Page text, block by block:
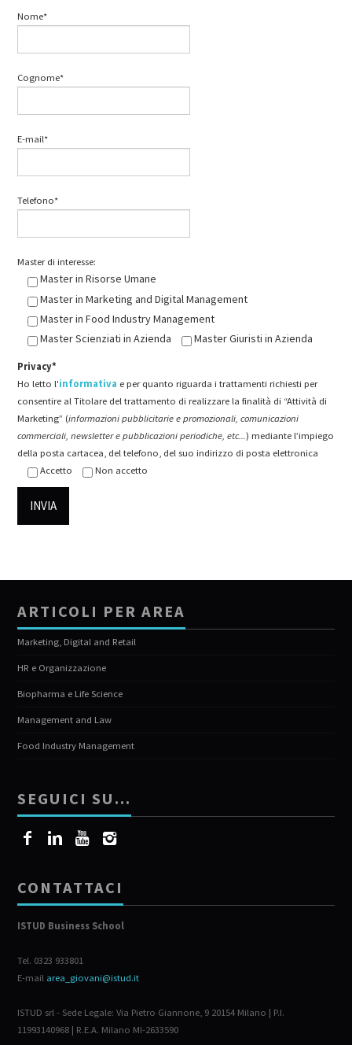
Nome*
Cognome*
E-mail*
Telefono*
Master di interesse:
Master in Risorse Umane
Master in Marketing and Digital Management
Master in Food Industry Management
Master Scienziati in Azienda
Master Giuristi in Azienda
Privacy*
Ho letto l'informativa e per quanto riguarda i trattamenti richiesti per
consentire al Titolare del trattamento di realizzare la finalità di “Attività di
Marketing” (informazioni pubblicitarie e promozionali, comunicazioni
commerciali, newsletter e pubblicazioni periodiche, etc...) mediante l’impiego
della posta cartacea, del telefono, del suo indirizzo di posta elettronica
Accetto
Non accetto
ARTICOLI PER AREA
Marketing, Digital and Retail
HR e Organizzazione
Biopharma e Life Science
Management and Law
Food Industry Management
SEGUICI SU…
CONTATTACI
ISTUD Business School
Tel. 0323 933801
E-mail area_giovani@istud.it
ISTUD srl - Sede Legale: Via Pietro Giannone, 9 20154 Milano | P.I.
11993140968 | R.E.A. Milano MI-2633590